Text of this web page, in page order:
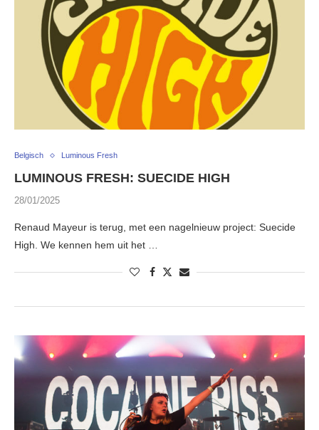
Belgisch Luminous Fresh
LUMINOUS FRESH: SUECIDE HIGH
28/01/2025
Renaud Mayeur is terug, met een nagelnieuw project: Suecide
High. We kennen hem uit het …